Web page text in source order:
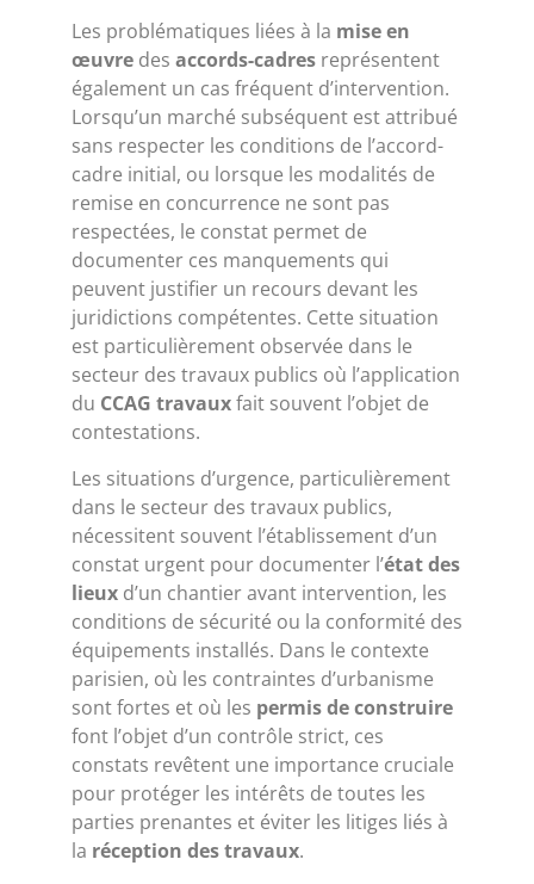
Les problématiques liées à la mise en
œuvre des accords-cadres représentent
également un cas fréquent d’intervention.
Lorsqu’un marché subséquent est attribué
sans respecter les conditions de l’accord-
cadre initial, ou lorsque les modalités de
remise en concurrence ne sont pas
respectées, le constat permet de
documenter ces manquements qui
peuvent justifier un recours devant les
juridictions compétentes. Cette situation
est particulièrement observée dans le
secteur des travaux publics où l’application
du CCAG travauxfait souvent l’objet de
contestations.
Les situations d’urgence, particulièrement
dans le secteur des travaux publics,
nécessitent souvent l’établissement d’un
constat urgent pour documenter l’état des
lieux d’un chantier avant intervention, les
conditions de sécurité ou la conformité des
équipements installés. Dans le contexte
parisien, où les contraintes d’urbanisme
sont fortes et où les permis de construire
font l’objet d’un contrôle strict, ces
constats revêtent une importance cruciale
pour protéger les intérêts de toutes les
parties prenantes et éviter les litiges liés à
la réception des travaux.